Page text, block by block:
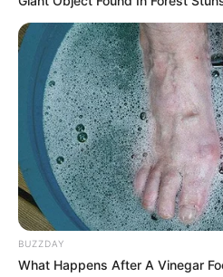
BUZZDAY
What Happens After A Vinegar